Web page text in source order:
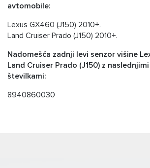
avtomobile:
Lexus GX460 (J150) 2010+.
Land Cruiser Prado (J150) 2010+.
Nadomešča zadnji levi senzor višine
Land Cruiser Prado (J150) z
številkami:
8940860030